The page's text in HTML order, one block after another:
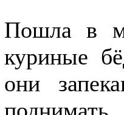
Пошла в
куриные
они